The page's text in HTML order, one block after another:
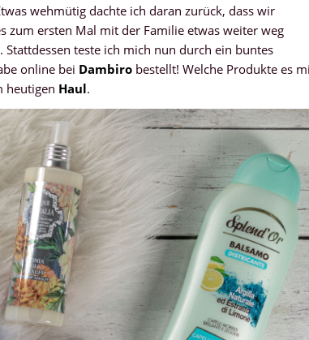
wehmütig dachte ich daran zurück, dass wir
zum ersten Mal mit der Familie etwas weiter weg
teste ich mich nun durch ein buntes
online bei Dambiro bestellt! Welche Produkte es
heutigen Haul.